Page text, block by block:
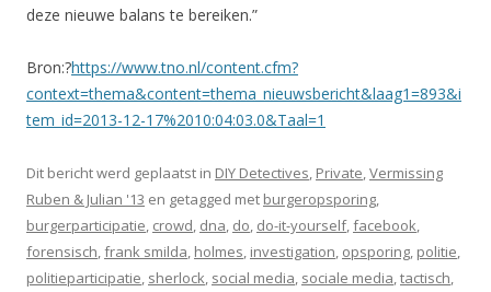
deze nieuwe balans te bereiken.”
Bron:?https://www.tno.nl/content.cfm?
context=thema&content=thema_nieuwsbericht&laag1=893&i
tem_id=2013-12-17%2010:04:03.0&Taal=1
Dit bericht werd geplaatst in DIY Detectives, Private,Vermissing
Ruben & Julian '13 en getagged met burgeropsporing,
burgerparticipatie, crowd, dna, do, do-it-yourself,facebook,
forensisch,frank smilda, holmes, investigation, opsporing, politie,
politieparticipatie, sherlock, social media, sociale media,tactisch,